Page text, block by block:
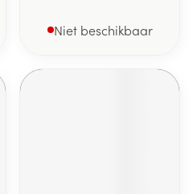
Niet beschikbaar